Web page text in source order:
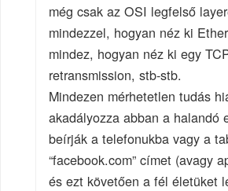
még csak az OSI legfelső
mindezzel, hogyan néz ki
mindez, hogyan néz ki egy
retransmission, stb-stb.
Mindezen mérhetetlen tudás
akadályozza abban a halandó
beírják a telefonukba vagy a
“facebook.com” címet (avagy
és ezt követően a fél életüket